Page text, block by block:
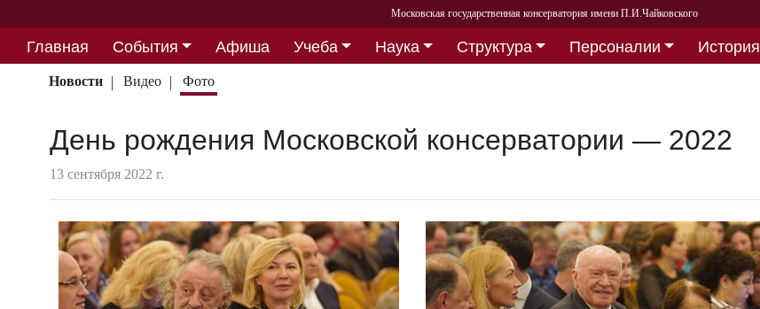
Московская государственная консерватория имени П.И.Чайковского
Главная События Афиша Учеба Наука Структура Персоналии
История
Партнерство
Новости Видео Фото
День рождения Московской консерватории — 2022
13 сентября 2022 г.